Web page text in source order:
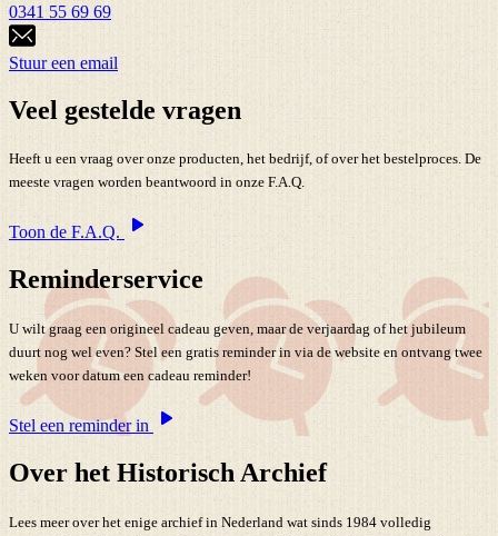
0341 55 69 69
Stuur een email
Veel gestelde vragen
Heeft u een vraag over onze producten, het bedrijf, of over het bestelproces. De
meeste vragen worden beantwoord in onze F.A.Q.
Toon de F.A.Q.
Reminderservice
U wilt graag een origineel cadeau geven, maar de verjaardag of het jubileum
duurt nog wel even? Stel een gratis reminder in via de website en ontvang twee
weken voor datum een cadeau reminder!
Stel een reminder in
Over het Historisch Archief
Lees meer over het enige archief in Nederland wat sinds 1984 volledig